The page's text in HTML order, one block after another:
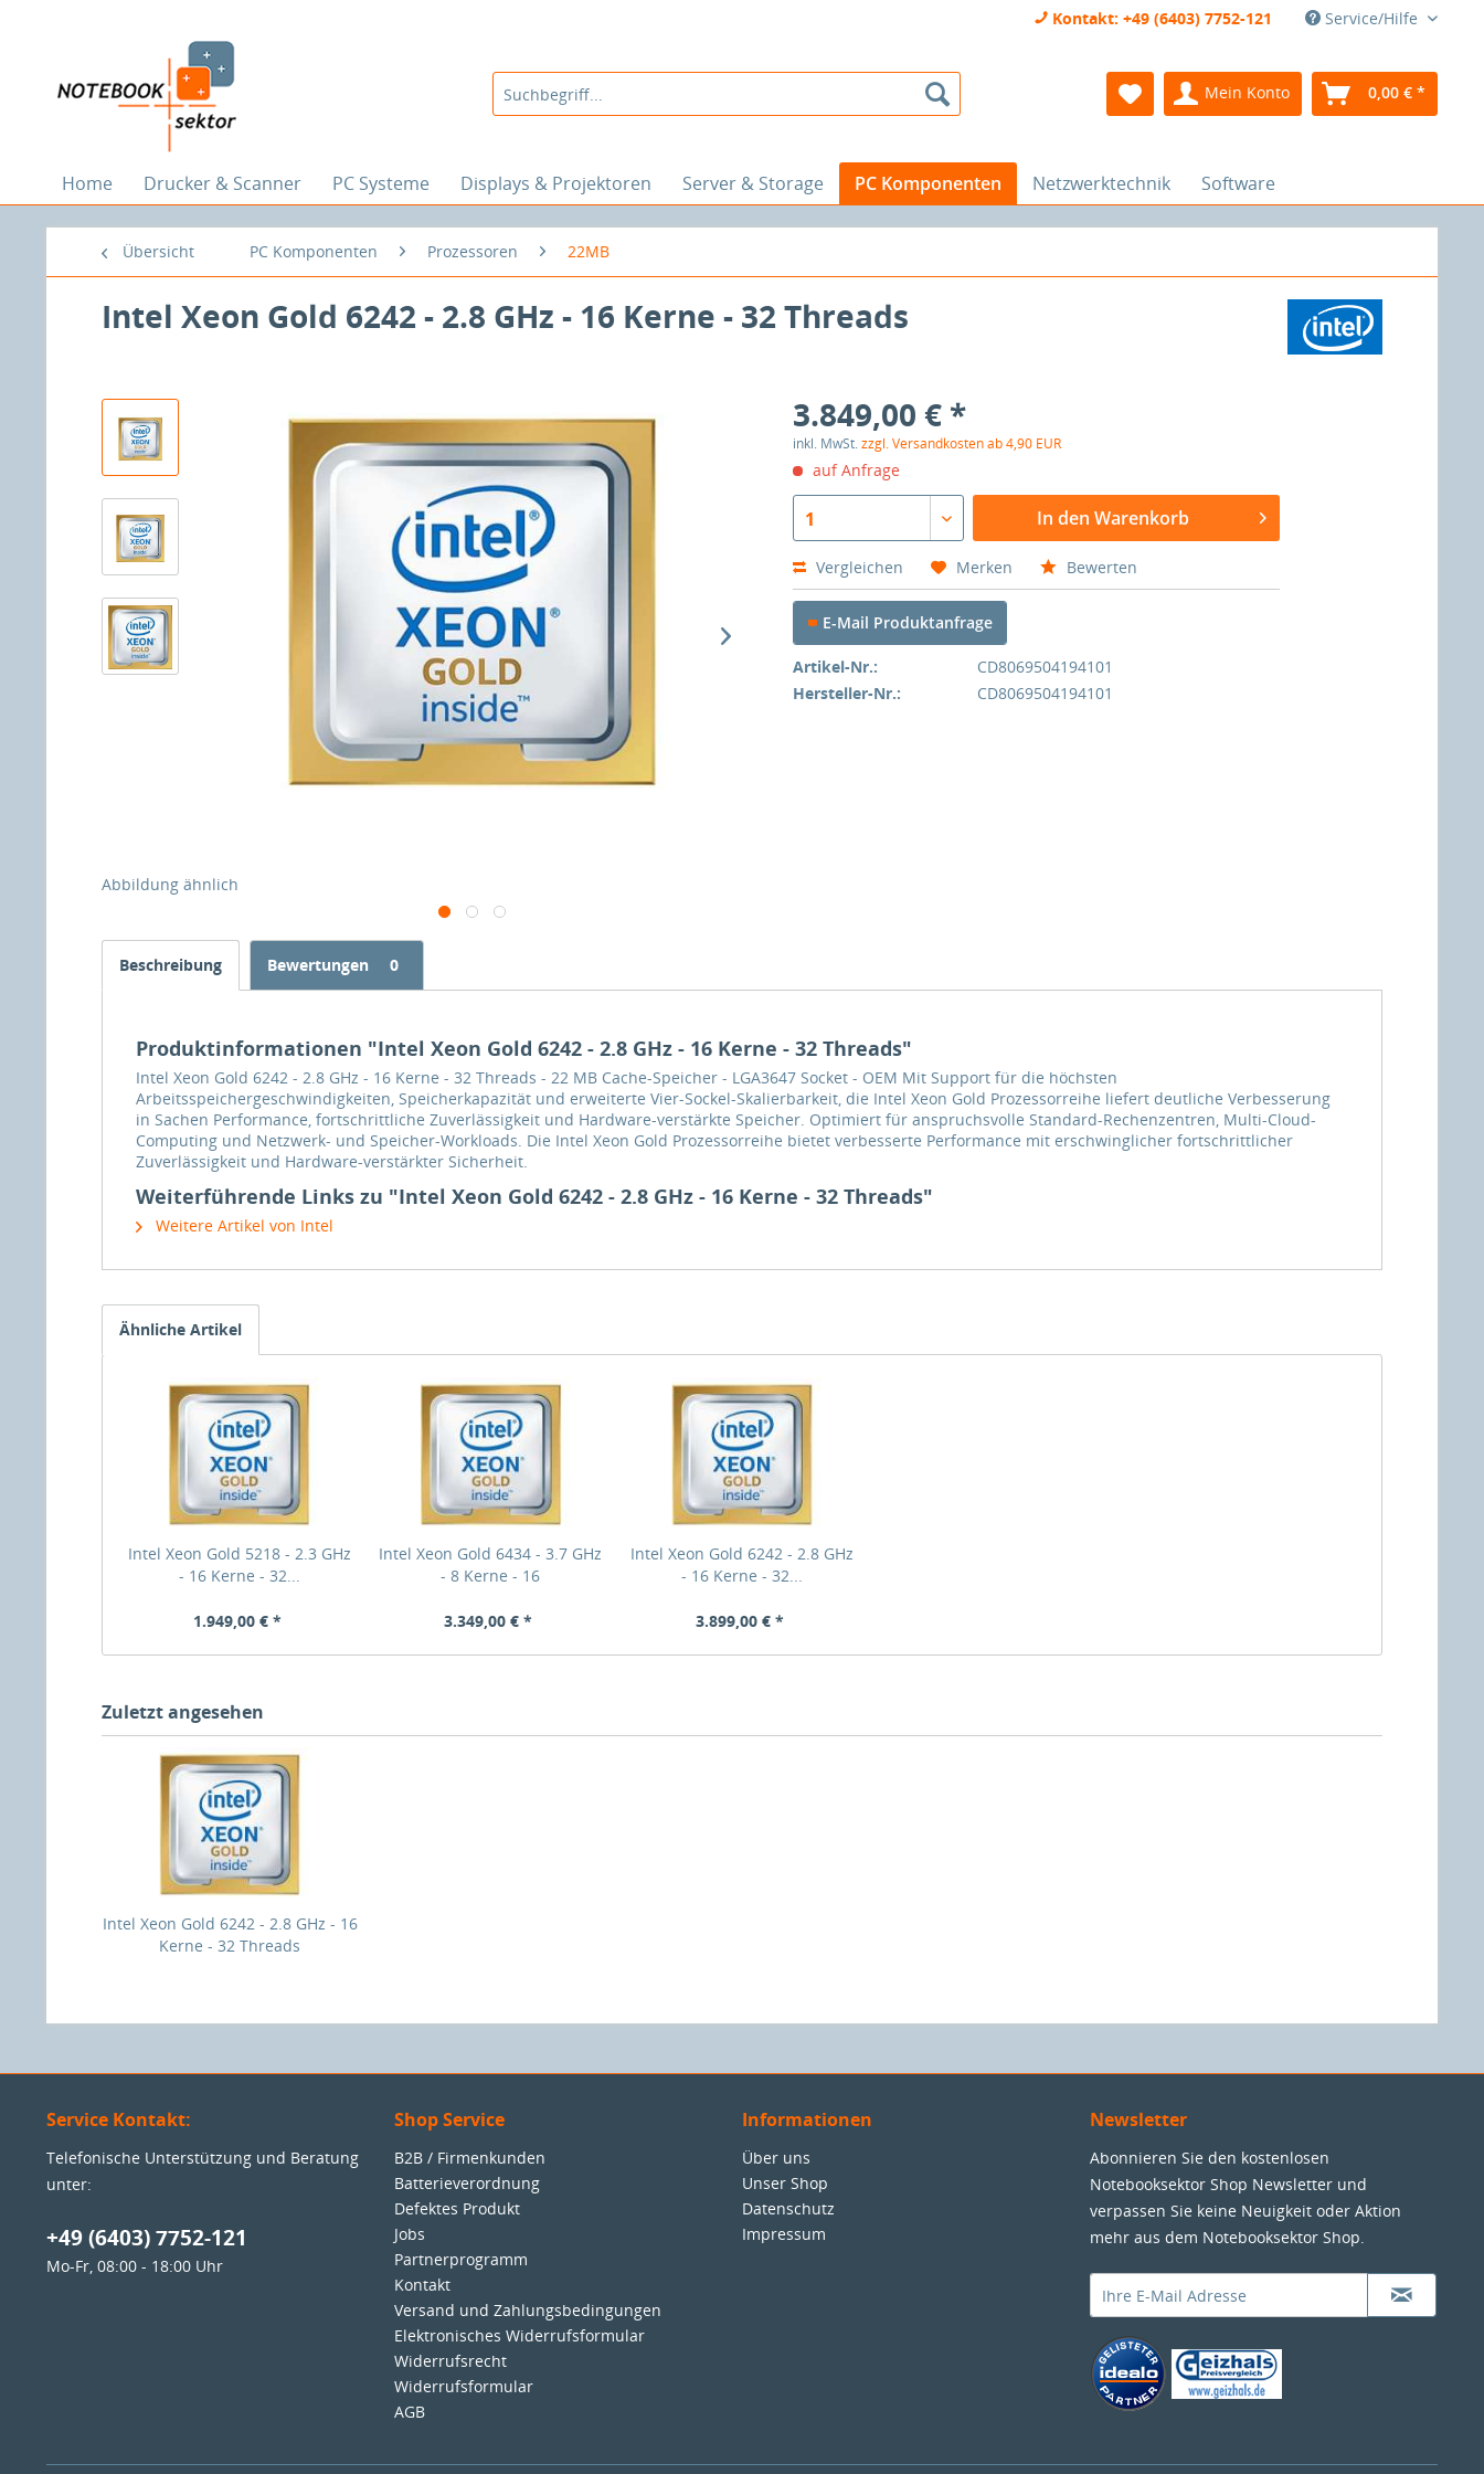
Kontakt: +49 (6403) 7752-121 Service/Hilfe
Mein Konto 0,00 € *
Home Drucker & Scanner PC Systeme Displays & Projektoren Server & Storage PC Komponenten Netzwerktechnik Software
Übersicht PC Komponenten Prozessoren 22MB
Intel Xeon Gold 6242 - 2.8 GHz - 16 Kerne - 32 Threads
Abbildung ähnlich
3.849,00 € *
inkl. MwSt.zzgl. Versandkosten ab 4,90 EUR
auf Anfrage
1 In den Warenkorb
Vergleichen Merken Bewerten
E-Mail Produktanfrage
Artikel-Nr.:
CD8069504194101
Hersteller-Nr.:
CD8069504194101
Beschreibung Bewertungen 0
Produktinformationen "Intel Xeon Gold 6242 - 2.8 GHz - 16 Kerne - 32 Threads"
Intel Xeon Gold 6242 - 2.8 GHz - 16 Kerne - 32 Threads - 22 MB Cache-Speicher - LGA3647 Socket - OEM Mit Support für die höchsten
Arbeitsspeichergeschwindigkeiten, Speicherkapazität und erweiterte Vier-Sockel-Skalierbarkeit, die Intel Xeon Gold Prozessorreihe liefert deutliche Verbesserung
in Sachen Performance, fortschrittliche Zuverlässigkeit und Hardware-verstärkte Speicher. Optimiert für anspruchsvolle Standard-Rechenzentren, Multi-Cloud-
Computing und Netzwerk- und Speicher-Workloads. Die Intel Xeon Gold Prozessorreihe bietet verbesserte Performance mit erschwinglicher fortschrittlicher
Zuverlässigkeit und Hardware-verstärkter Sicherheit.
Weiterführende Links zu "Intel Xeon Gold 6242 - 2.8 GHz - 16 Kerne - 32 Threads"
Weitere Artikel von Intel
Ähnliche Artikel
Intel Xeon Gold 5218 - 2.3 GHz
- 16 Kerne - 32...
1.949,00 € *
Intel Xeon Gold 6434 - 3.7 GHz
- 8 Kerne - 16
3.349,00 € *
Intel Xeon Gold 6242 - 2.8 GHz
- 16 Kerne - 32...
3.899,00 € *
Zuletzt angesehen
Intel Xeon Gold 6242 - 2.8 GHz - 16
Kerne - 32 Threads
Service Kontakt:
Telefonische Unterstützung und Beratung
unter:
+49 (6403) 7752-121
Mo-Fr, 08:00 - 18:00 Uhr
Shop Service
B2B / Firmenkunden
Batterieverordnung
Defektes Produkt
Jobs
Partnerprogramm
Kontakt
Versand und Zahlungsbedingungen
Elektronisches Widerrufsformular
Widerrufsrecht
Widerrufsformular
AGB
Informationen
Über uns
Unser Shop
Datenschutz
Impressum
Newsletter
Abonnieren Sie den kostenlosen
Notebooksektor Shop Newsletter und
verpassen Sie keine Neuigkeit oder Aktion
mehr aus dem Notebooksektor Shop.